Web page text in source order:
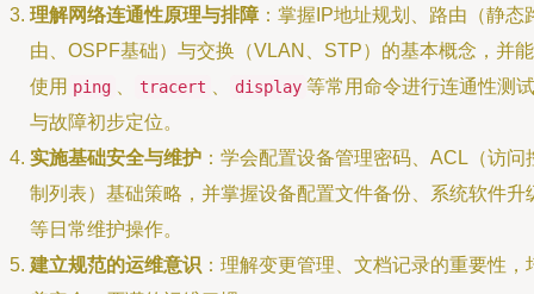
理解网络连通性原理与排障 ：掌握IP地址规划、路由（静态
由、OSPF基础）与交换（VLAN、STP）的基本概念，并能
使用 ping tracert display 等常用命令进行连通性测试
与故障初步定位。
实施基础安全与维护 ：学会配置设备管理密码、ACL（访问
制列表）基础策略，并掌握设备配置文件备份、系统软件升
等日常维护操作。
建立规范的运维意识 ：理解变更管理、文档记录的重要性，